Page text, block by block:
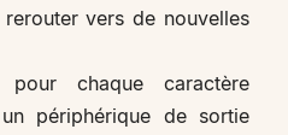
vers de nouvelles
chaque caractère
périphérique de sortie